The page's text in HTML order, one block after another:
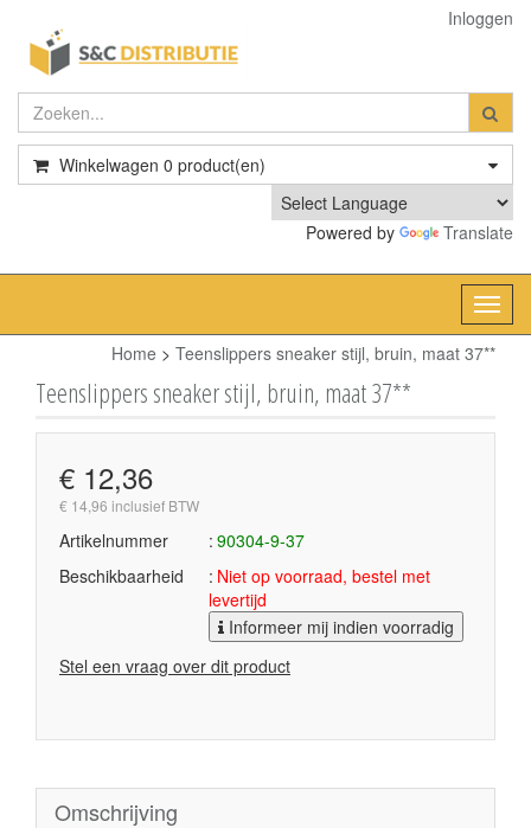
Inloggen
Winkelwagen 0 product(en)
Powered by Translate
Home > Teenslippers sneaker stijl, bruin, maat 37**
Teenslippers sneaker stijl, bruin, maat 37**
€ 12,36
€ 14,96 inclusief BTW
Artikelnummer
90304-9-37
Beschikbaarheid
Niet op voorraad, bestel met
levertijd
Informeer mij indien voorradig
Stel een vraag over dit product
Omschrijving